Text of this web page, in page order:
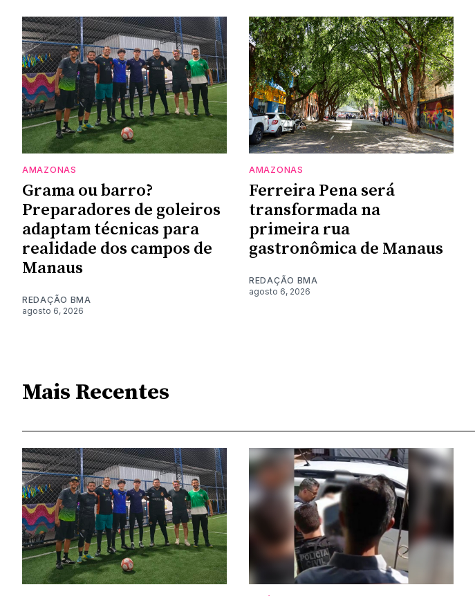
AMAZONAS
Grama ou barro?
Preparadores de goleiros
adaptam técnicas para
realidade dos campos de
Manaus
REDAÇÃO BMA
agosto 6, 2026
AMAZONAS
Ferreira Pena será
transformada na
primeira rua
gastronômica de Manaus
REDAÇÃO BMA
agosto 6, 2026
Mais Recentes